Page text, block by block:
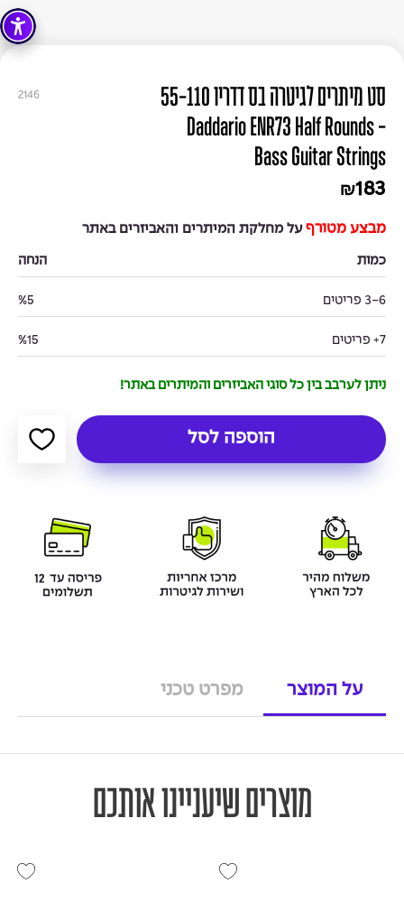
2146
סט מיתרים לגיטרה בס דדריו 55-110
- Daddario ENR73 Half Rounds
Bass Guitar Strings
₪183
מבצע מטורף על מחלקת המיתרים והאביזרים באתר
כמות הנחה
3-6 פריטים %5
7+ פריטים %15
ניתן לערבב בין כל סוגי האביזרים והמיתרים באתר!
הוספה לסל
על המוצר מפרט טכני
מוצרים שיעניינו אותכם